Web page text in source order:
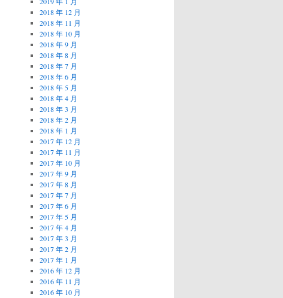
2018 年 12 月
2018 年 11 月
2018 年 10 月
2018 年 9 月
2018 年 8 月
2018 年 7 月
2018 年 6 月
2018 年 5 月
2018 年 4 月
2018 年 3 月
2018 年 2 月
2018 年 1 月
2017 年 12 月
2017 年 11 月
2017 年 10 月
2017 年 9 月
2017 年 8 月
2017 年 7 月
2017 年 6 月
2017 年 5 月
2017 年 4 月
2017 年 3 月
2017 年 2 月
2017 年 1 月
2016 年 12 月
2016 年 11 月
2016 年 10 月